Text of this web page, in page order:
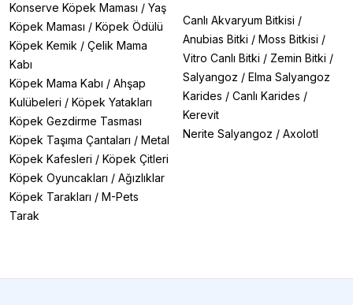
Konserve Köpek Maması / Yaş
Köpek Maması / Köpek Ödülü
Köpek Kemik / Çelik Mama
Kabı
Köpek Mama Kabı / Ahşap
Kulübeleri / Köpek Yatakları
Köpek Gezdirme Tasması
Köpek Taşıma Çantaları / Metal
Köpek Kafesleri / Köpek Çitleri
Köpek Oyuncakları / Ağızlıklar
Köpek Tarakları / M-Pets
Tarak
Canlı Akvaryum Bitkisi /
Anubias Bitki / Moss Bitkisi /
Vitro Canlı Bitki / Zemin Bitki /
Salyangoz / Elma Salyangoz
Karides / Canlı Karides /
Kerevit
Nerite Salyangoz / Axolotl